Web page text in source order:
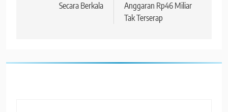
Secara Berkala
Anggaran Rp46 Miliar
Tak Terserap